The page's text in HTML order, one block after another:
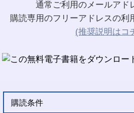
通常ご利用のメールアド
購読専用のフリーアドレスの利
(推奨説明はコ
購読条件